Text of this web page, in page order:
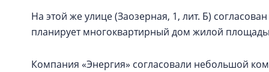
На этой же улице (Заозерная, 1, лит. Б)
планирует многоквартирный дом жилой
Компания «Энергия» согласовали небольшой